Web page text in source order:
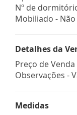
Nº de
Mobiliado - Não
Detalhes da
Preço de Venda
Observações -
Medidas